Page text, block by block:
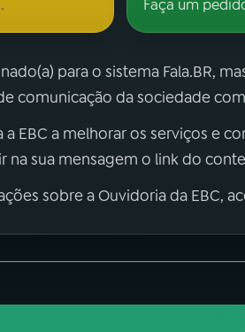
Faça um
para o sistema Fala.BR,
comunicação da sociedade
a EBC a melhorar os serviços e
na sua mensagem o link do
sobre a Ouvidoria da EBC,